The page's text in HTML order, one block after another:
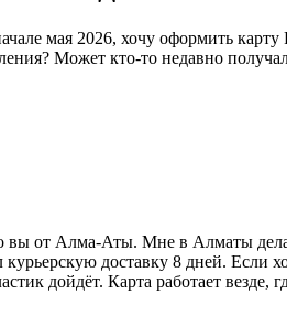
мая 2026, хочу оформить
Может кто-то недавно
вы от Алма-Аты. Мне в Алматы
доставку 8 дней.
дойдёт. Карта работает